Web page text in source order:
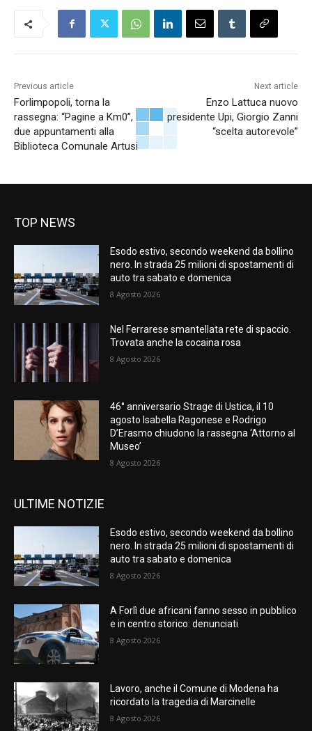
Previous article
Forlimpopoli, torna la
rassegna: “Pagine a Km0”,
due appuntamenti alla
Biblioteca Comunale Artusi
Next article
Enzo Lattuca nuovo
presidente Upi, Giorgio Zanni
“scelta autorevole”
TOP NEWS
Esodo estivo, secondo weekend da bollino
nero. In strada 25 milioni di spostamenti di
auto tra sabato e domenica
8 Agosto 2026
Nel Ferrarese smantellata rete di spaccio.
Trovata anche la cocaina rosa
8 Agosto 2026
46° anniversario Strage di Ustica, il 10
agosto Isabella Ragonese e Rodrigo
D’Erasmo chiudono la rassegna ‘Attorno al
Museo’
8 Agosto 2026
ULTIME NOTIZIE
Esodo estivo, secondo weekend da bollino
nero. In strada 25 milioni di spostamenti di
auto tra sabato e domenica
8 Agosto 2026
A Forlì due africani fanno sesso in pubblico
e in centro storico: denunciati
8 Agosto 2026
Lavoro, anche il Comune di Modena ha
ricordato la tragedia di Marcinelle
8 Agosto 2026